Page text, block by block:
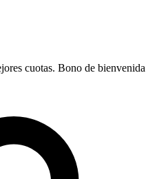
cuotas. Bono de bienvenida